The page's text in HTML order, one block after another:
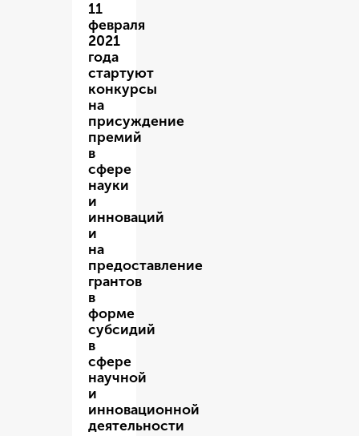
11
февраля
2021
года
стартуют
конкурсы
на
присуждение
премий
в
сфере
науки
и
инноваций
и
на
предоставление
грантов
в
форме
субсидий
в
сфере
научной
и
инновационной
деятельности